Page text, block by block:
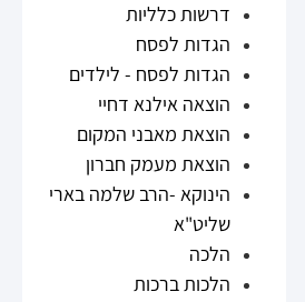
דרשות כלליות
הגדות לפסח
הגדות לפסח - לילדים
הוצאה אילנא דחיי
הוצאת מאבני המקום
הוצאת מעמק חברון
הינוקא -הרב שלמה בארי
שליט"א
הלכה
הלכות ברכות